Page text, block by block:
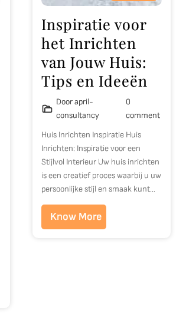
Inspiratie voor
het Inrichten
van Jouw Huis:
Tips en Ideeën
Door april-
consultancy
0
comment
Huis Inrichten Inspiratie Huis
Inrichten: Inspiratie voor een
Stijlvol Interieur Uw huis inrichten
is een creatief proces waarbij u uw
persoonlijke stijl en smaak kunt…
Know More